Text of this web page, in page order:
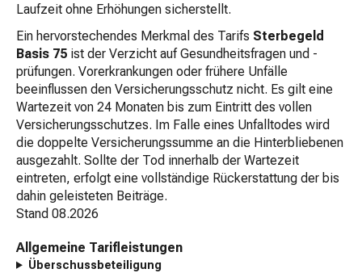
Laufzeit ohne Erhöhungen sicherstellt.
Ein hervorstechendes Merkmal des Tarifs Sterbegeld
Basis 75 ist der Verzicht auf Gesundheitsfragen und -
prüfungen. Vorerkrankungen oder frühere Unfälle
beeinflussen den Versicherungsschutz nicht. Es gilt eine
Wartezeit von 24 Monaten bis zum Eintritt des vollen
Versicherungsschutzes. Im Falle eines Unfalltodes wird
die doppelte Versicherungssumme an die Hinterbliebenen
ausgezahlt. Sollte der Tod innerhalb der Wartezeit
eintreten, erfolgt eine vollständige Rückerstattung der bis
dahin geleisteten Beiträge.
Stand 08.2026
Allgemeine Tarifleistungen
Überschussbeteiligung